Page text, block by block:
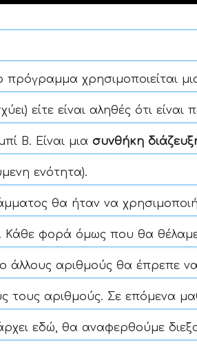
πρόγραμμα χρησιμοποιείται
είτε είναι αληθές ότι είναι
Β. Είναι μια συνθήκη
ενότητα).
θα ήταν να
Κάθε φορά όμως που θα
αριθμούς θα έπρεπε
τους αριθμούς. Σε επόμενα
εδώ, θα αναφερθούμε